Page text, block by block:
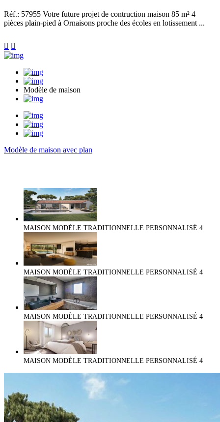
Réf.: 57955 Votre future projet de contruction maison 85 m² 4
pièces plain-pied à Ornaisons proche des écoles en lotissement ...
 
Modèle de maison
Modèle de maison avec plan
MAISON MODÈLE TRADITIONNELLE PERSONNALISÉ 4
MAISON MODÈLE TRADITIONNELLE PERSONNALISÉ 4
MAISON MODÈLE TRADITIONNELLE PERSONNALISÉ 4
MAISON MODÈLE TRADITIONNELLE PERSONNALISÉ 4